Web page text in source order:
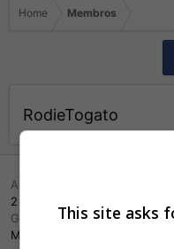
Home Membros
RodieTogato
Aniversário
2 Fevereiro 1996 (Idade: 30)
Gênero
Masculino
This site asks